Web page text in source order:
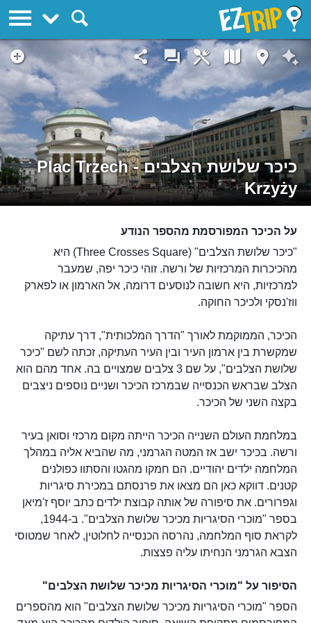
כיכר שלושת הצלבים - Plac Trzech
Krzyży
על הכיכר המפורסמת מהספר הנודע
"כיכר שלושת הצלבים" (Three Crosses Square) היא
מהכיכרות המרכזיות של ורשה. זוהי כיכר יפה, שמעבר
למרכזיות, היא חשובה לנוסעים דרומה, אל הארמון או לפארק
ווז'נסקי ולכיכר החוקה.
הכיכר, הממוקמת לאורך "הדרך המלכותית", דרך עתיקה
שמקשרת בין ארמון העיר ובין העיר העתיקה, זכתה לשם "כיכר
שלושת הצלבים", על שם 3 צלבים שמצויים בה. אחד מהם הוא
הצלב שבראש הכנסייה שבמרכז הכיכר ושניים נוספים ניצבים
בקצה השני של הכיכר.
במלחמת העולם השנייה הכיכר הייתה מקום מרכזי וסואן בעיר
ורשה. בכיכר ישב אז המטה הגרמני, מה שהביא אליה במהלך
המלחמה ילדים יהודיים. הם חמקו מהגטו והסתוו כפולנים
קטנים. דווקא כאן הם מצאו את פרנסתם במכירת סיגריות
וגפרורים. את סיפורה של אותה קבוצת ילדים כתב יוסף ז'מיאן
בספר "מוכרי הסיגריות מכיכר שלושת הצלבים". ב-1944,
לקראת סוף המלחמה, נהרסה הכנסייה לחלוטין, לאחר שמטוסי
הצבא הגרמני הנחיתו עליה פצצות.
הסיפור על "מוכרי הסיגריות מכיכר שלושת הצלבים"
הספר "מוכרי הסיגריות מכיכר שלושת הצלבים" הוא מהספרים
EZTrip